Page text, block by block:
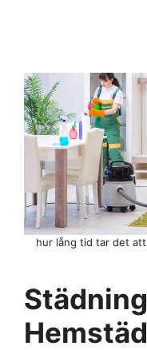
hur lång tid tar det